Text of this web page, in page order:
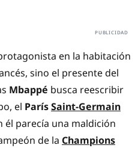
en la habitación
sino el presente del
Mbappé busca reescribir
el ParísSaint-Germain
él parecía una maldición
de la Champions